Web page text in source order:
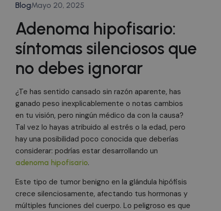
BlogMayo 20, 2025
Adenoma hipofisario:
síntomas silenciosos que
no debes ignorar
¿Te has sentido cansado sin razón aparente, has
ganado peso inexplicablemente o notas cambios
en tu visión, pero ningún médico da con la causa?
Tal vez lo hayas atribuido al estrés o la edad, pero
hay una posibilidad poco conocida que deberías
considerar: podrías estar desarrollando un
adenoma hipofisario.
Este tipo de tumor benigno en la glándula hipófisis
crece silenciosamente, afectando tus hormonas y
múltiples funciones del cuerpo. Lo peligroso es que